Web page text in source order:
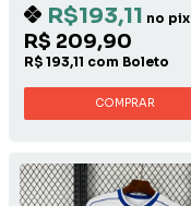
R$193,11 no pix
R$ 209,90
R$ 193,11 com Boleto
COMPRAR